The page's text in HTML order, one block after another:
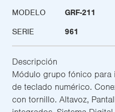
MODELO
GRF-211
SERIE
961
Descripción
Módulo grupo fónico para
de teclado numérico.
con tornillo. Altavoz,